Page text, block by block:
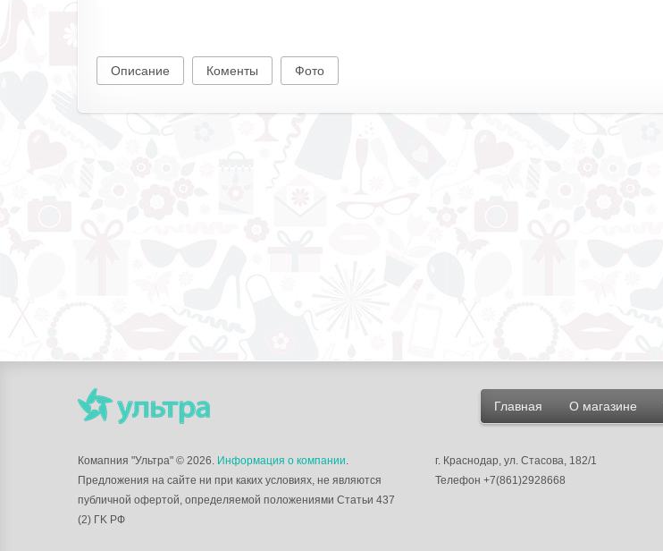
Описание Коменты Фото
Главная О магазине
Комапния "Ультра" © 2026. Информация о компании.
Предложения на сайте ни при каких условиях, не являются
публичной офертой, определяемой положениями Статьи 437
(2) ГK РФ
г. Краснодар, ул. Стасова, 182/1
Телефон +7(861)2928668